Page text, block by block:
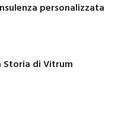
personalizzata
Storia di Vitrum